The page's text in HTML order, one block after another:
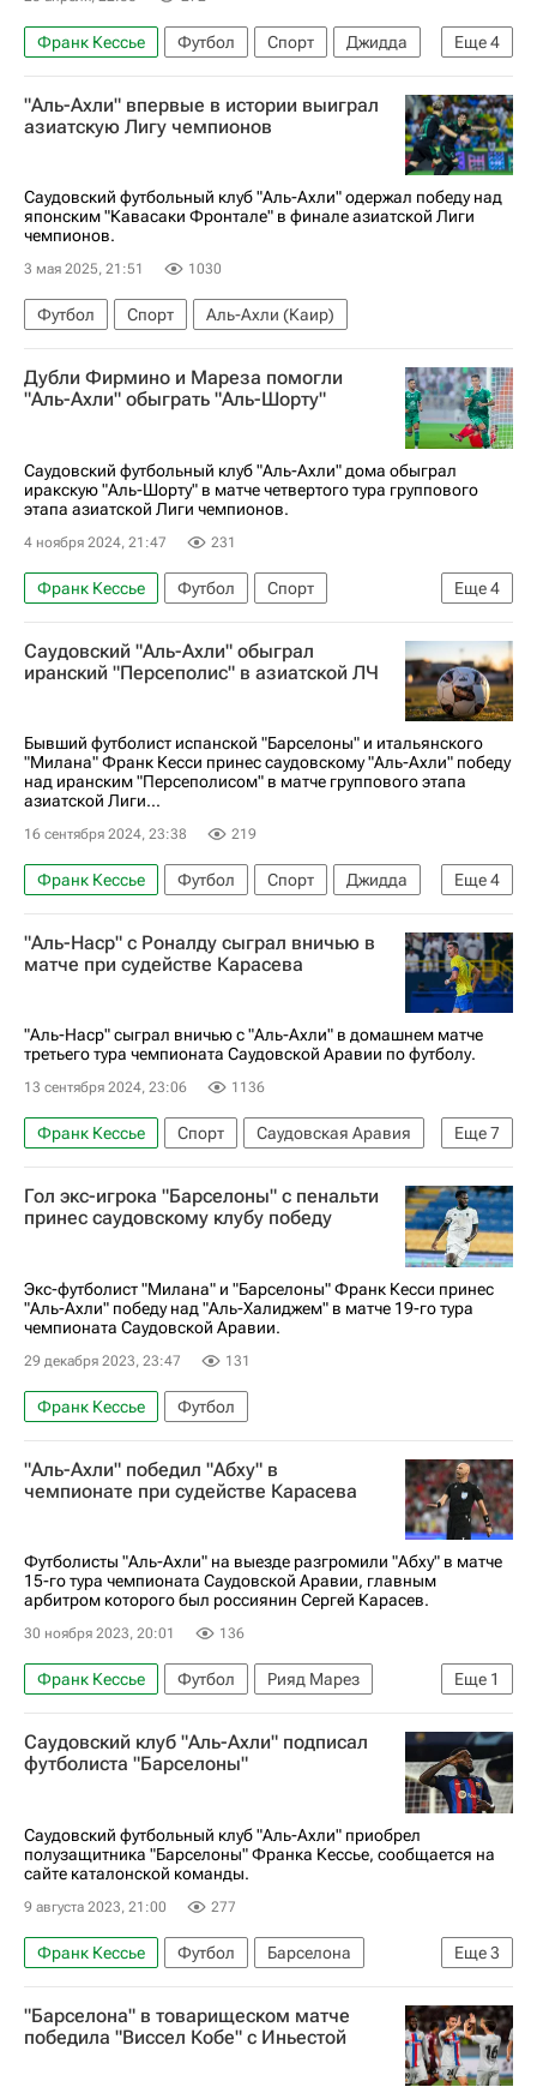
Еще4
Франк Кессье Футбол Спорт
Джидда
Эдуар Менди
Аль-Ахли (Каир)
Лига чемпионов УЕФА 2026-2027
"Аль-Ахли" впервые в истории выиграл
азиатскую Лигу чемпионов
Саудовский футбольный клуб "Аль-Ахли" одержал победу над
японским "Кавасаки Фронтале" в финале азиатской Лиги
чемпионов.
3 мая 2025, 21:51 1030
Футбол Спорт Аль-Ахли (Каир)
Дубли Фирмино и Мареза помогли
"Аль-Ахли" обыграть "Аль-Шорту"
Саудовский футбольный клуб "Аль-Ахли" дома обыграл
иракскую "Аль-Шорту" в матче четвертого тура группового
этапа азиатской Лиги чемпионов.
4 ноября 2024, 21:47 231
Еще4
Франк Кессье Футбол
Спорт
Роберто Фирмино
Аль-Ахли (Каир)
Аль-Васл
Рияд Марез
Саудовский "Аль-Ахли" обыграл
иранский "Персеполис" в азиатской ЛЧ
Бывший футболист испанской "Барселоны" и итальянского
"Милана" Франк Кесси принес саудовскому "Аль-Ахли" победу
над иранским "Персеполисом" в матче группового этапа
азиатской Лиги...
16 сентября 2024, 23:38 219
Еще4
Франк Кессье Футбол Спорт
Джидда
Рияд Марез
Аль-Ахли (Каир)
Барселона
Милан
"Аль-Наср" с Роналду сыграл вничью в
матче при судействе Карасева
"Аль-Наср" сыграл вничью с "Аль-Ахли" в домашнем матче
третьего тура чемпионата Саудовской Аравии по футболу.
13 сентября 2024, 23:06 1136
Еще7
Франк Кессье Спорт
Саудовская Аравия
Хорватия
Криштиану Роналду
Сергей Карасев (футбол)
Аль-Наср
Российский футбольный союз (РФС)
Футбол
Гол экс-игрока "Барселоны" с пенальти
принес саудовскому клубу победу
Экс-футболист "Милана" и "Барселоны" Франк Кесси принес
"Аль-Ахли" победу над "Аль-Халиджем" в матче 19-го тура
чемпионата Саудовской Аравии.
29 декабря 2023, 23:47 131
Франк Кессье Футбол
"Аль-Ахли" победил "Абху" в
чемпионате при судействе Карасева
Футболисты "Аль-Ахли" на выезде разгромили "Абху" в матче
15-го тура чемпионата Саудовской Аравии, главным
арбитром которого был россиянин Сергей Карасев.
30 ноября 2023, 20:01 136
Еще 1
Франк Кессье Футбол
Рияд Марез
Сергей Карасев (футбол)
Саудовский клуб "Аль-Ахли" подписал
футболиста "Барселоны"
Саудовский футбольный клуб "Аль-Ахли" приобрел
полузащитника "Барселоны" Франка Кессье, сообщается на
сайте каталонской команды.
9 августа 2023, 21:00 277
Еще3
Франк Кессье Футбол
Барселона
Аль-Ахли (Каир)
Трансферы
Трансферы в Ла Лиге (Примере)
"Барселона" в товарищеском матче
победила "Виссел Кобе" с Иньестой